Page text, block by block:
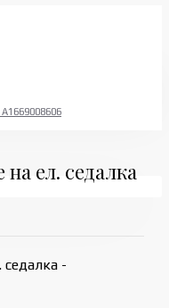
на ел. седалка